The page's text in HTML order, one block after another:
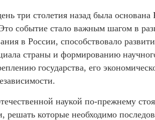
три столетия назад была основана
событие стало важным шагом в
в России, способствовало
страны и формированию
государства, его
наукой по-прежнему
решать которые необходимо